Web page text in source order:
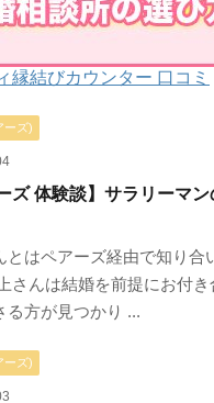
縁結びカウンター 口コミ
ーズ)
ズ 体験談】サラリーマ
とはペアーズ経由で知り合
さんは結婚を前提にお付き
る方が見つかり ...
ーズ)